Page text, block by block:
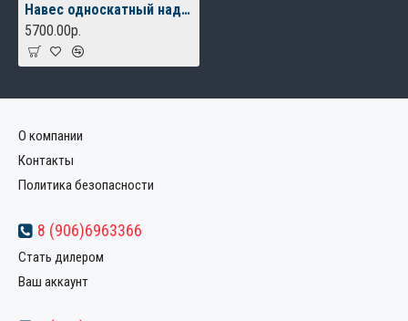
Навес односкатный над парковкой из профильного листа
5700.00р.
О компании
Контакты
Политика безопасности
8 (906)6963366
Стать дилером
Ваш аккаунт